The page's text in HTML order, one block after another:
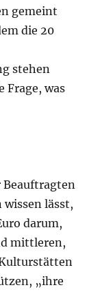
gemeint
die 20
stehen
Frage, was
lässt,
darum,
mittleren,
„ihre